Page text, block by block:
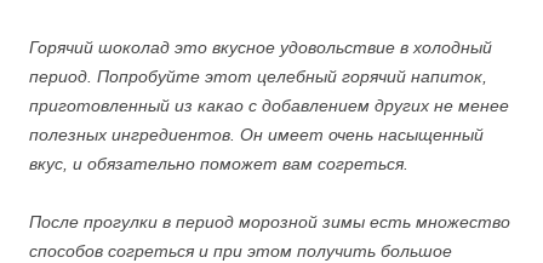
Горячий шоколад это вкусное удовольствие в холодный
период. Попробуйте этот целебный горячий напиток,
приготовленный из какао с добавлением других не менее
полезных ингредиентов. Он имеет очень насыщенный
вкус, и обязательно поможет вам согреться.
После прогулки в период морозной зимы есть множество
способов согреться и при этом получить большое